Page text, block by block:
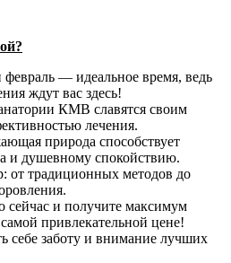
— идеальное время, ведь
ждут вас здесь!
КМВ славятся своим
лечения.
природа способствует
и душевному спокойствию.
от традиционных методов до
сейчас и получите максимум
привлекательной цене!
себе заботу и внимание лучших